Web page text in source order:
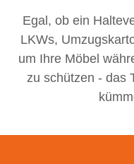
Egal, ob ein
LKWs,
um Ihre Möbel
zu schützen - das